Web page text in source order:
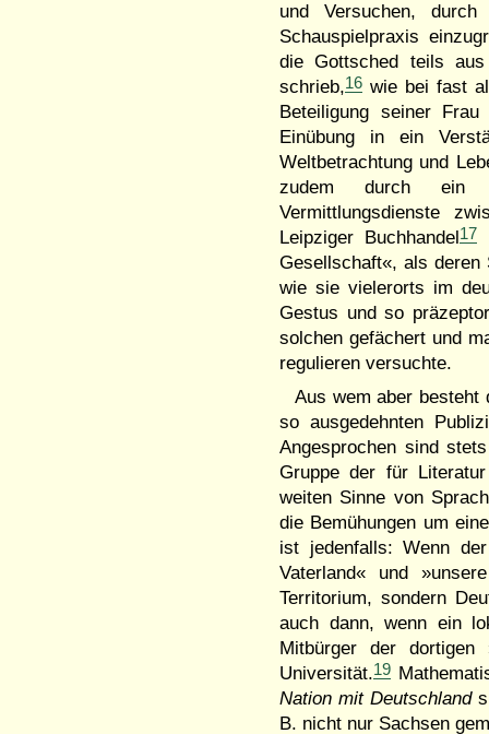
und Versuchen,
Schauspielpraxis
die Gottsched teils
schrieb,16 wie bei fast
Beteiligung seiner
Einübung in ein
Weltbetrachtung und
zudem durch ein
Vermittlungsdienste
Leipziger Buchhandel17
Gesellschaft«, als deren
wie sie vielerorts im
Gestus und so
solchen gefächert und
regulieren versuchte.
Aus wem aber besteht
so ausgedehnten
Angesprochen sind
Gruppe der für
weiten Sinne von
die Bemühungen um
ist jedenfalls: Wenn
Vaterland« und
Territorium, sondern
auch dann, wenn ein
Mitbürger der dortigen
Universität.19
Nation mit Deutschland
B. nicht nur Sachsen